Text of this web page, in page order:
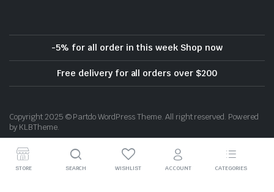
-5% for all order in this week Shop now
Free delivery for all orders over $200
Copyright 2025 © Partdo WordPress Theme. All right reserved. Powered
by KLBTheme.
STORE SEARCH WISHLIST ACCOUNT CATEGORIES